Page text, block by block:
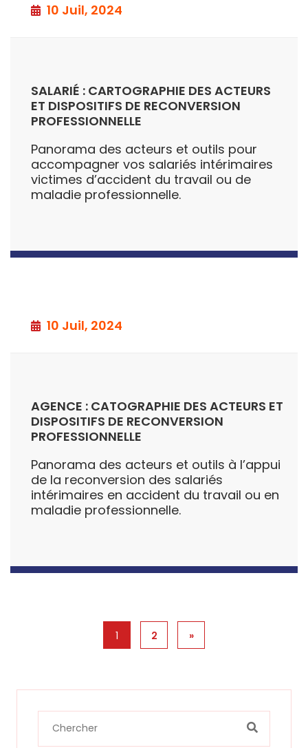
10 Juil, 2024
SALARIÉ : CARTOGRAPHIE DES ACTEURS
ET DISPOSITIFS DE RECONVERSION
PROFESSIONNELLE
Panorama des acteurs et outils pour
accompagner vos salariés intérimaires
victimes d’accident du travail ou de
maladie professionnelle.
10 Juil, 2024
AGENCE : CATOGRAPHIE DES ACTEURS ET
DISPOSITIFS DE RECONVERSION
PROFESSIONNELLE
Panorama des acteurs et outils à l’appui
de la reconversion des salariés
intérimaires en accident du travail ou en
maladie professionnelle.
1 2 »